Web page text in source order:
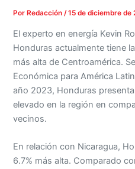
PorRedacción /15 de diciembre de
El experto en energía Kevin
Honduras actualmente tiene
más alta de Centroamérica.
Económica para América
año 2023, Honduras
elevado en la región en
vecinos.
En relación con Nicaragua,
6.7% más alta. Comparado